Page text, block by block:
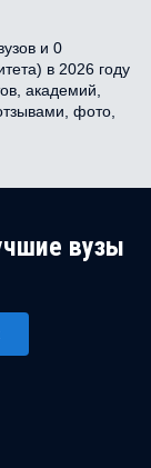
и 0
в 2026 году
академий,
фото,
вузы